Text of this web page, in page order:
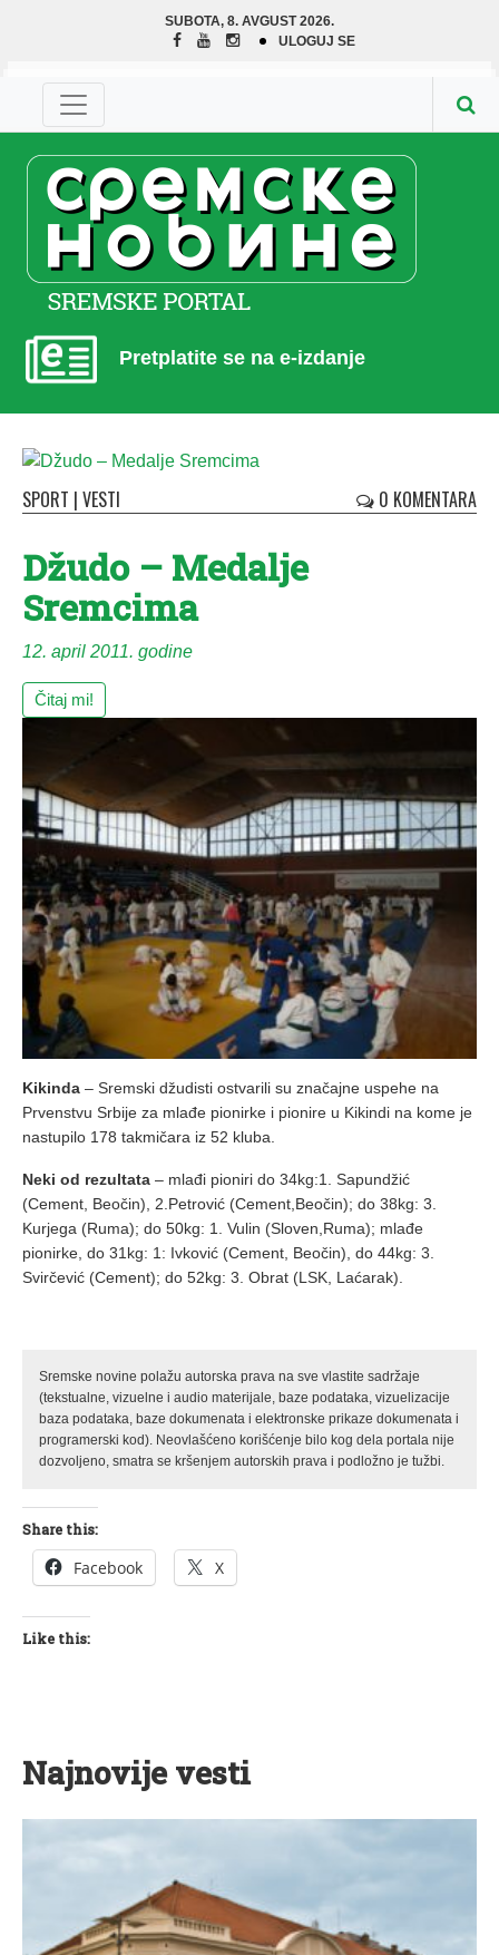
SUBOTA, 8. AVGUST 2026.
ULOGUJ SE
Pretplatite se na e-izdanje
SPORT | VESTI 0 KOMENTARA
Džudo – Medalje
Sremcima
12. april 2011. godine
Čitaj mi!
Kikinda – Sremski džudisti ostvarili su značajne uspehe na
Prvenstvu Srbije za mlađe pionirke i pionire u Kikindi na kome je
nastupilo 178 takmičara iz 52 kluba.
Neki od rezultata – mlađi pioniri do 34kg:1. Sapundžić
(Cement, Beočin), 2.Petrović (Cement,Beočin); do 38kg: 3.
Kurjega (Ruma); do 50kg: 1. Vulin (Sloven,Ruma); mlađe
pionirke, do 31kg: 1: Ivković (Cement, Beočin), do 44kg: 3.
Svirčević (Cement); do 52kg: 3. Obrat (LSK, Laćarak).
Sremske novine polažu autorska prava na sve vlastite sadržaje
(tekstualne, vizuelne i audio materijale, baze podataka, vizuelizacije
baza podataka, baze dokumenata i elektronske prikaze dokumenata i
programerski kod). Neovlašćeno korišćenje bilo kog dela portala nije
dozvoljeno, smatra se kršenjem autorskih prava i podložno je tužbi.
Share this:
Facebook X
Like this:
Najnovije vesti